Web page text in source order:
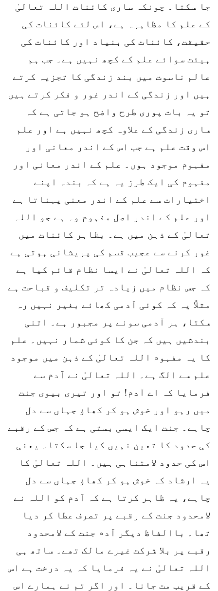
جا سکتا۔ چونکہ ساری کائنات اللہ تعالیٰ
کے علم کا مظاہرہ ہے، اس لئے کائنات کی
حقیقت، کائنات کی بنیاد اور کائنات کی
ہیئت سوائے علم کے کچھ نہیں ہے۔ جب ہم
عالم ناسوت میں بند زندگی کا تجزیہ کرتے
ہیں اور زندگی کے اندر غور و فکر کرتے ہیں
تو یہ بات پوری طرح واضح ہو جاتی ہے کہ
ساری زندگی کے علاوہ کچھ نہیں ہے اور علم
اس وقت علم ہے جب اس کے اندر معانی اور
مفہوم موجود ہوں۔ علم کے اندر معانی اور
مفہوم کی ایک طرز یہ ہے کہ بندہ اپنے
اختیارات سے علم کے اندر معنی پہناتا ہے
اور علم کے اندر اصل مفہوم وہ ہے جو اللہ
تعالیٰ کے ذہن میں ہے۔ بظاہر کائنات میں
غور کرنے سے عجیب قسم کی پریشانی ہوتی ہے
کہ اللہ تعالیٰ نے ایسا نظام قائم کیا ہے
کہ جس نظام میں زیادہ تر تکلیف و قباحت ہے
مثلاً یہ کہ کوئی آدمی کھائے بغیر نہیں رہ
سکتا، ہر آدمی سونے پر مجبور ہے۔ اتنی
بندشیں ہیں کہ جن کا کوئی شمار نہیں۔ علم
کا یہ مفہوم اللہ تعالیٰ کے ذہن میں موجود
علم سے الگ ہے۔ اللہ تعالیٰ نے آدم سے
فرمایا کہ اے آدم! تو اور تیری بیوی جنت
میں رہو اور خوش ہو کر کھاؤ جہاں سے دل
چاہے۔ جنت ایک ایسی بستی ہے کہ جس کے رقبے
کی حدود کا تعین نہیں کیا جا سکتا۔ یعنی
اس کی حدود لامتناہی ہیں۔ اللہ تعالیٰ کا
یہ ارشاد کہ خوش ہو کر کھاؤ جہاں سے دل
چاہے، یہ ظاہر کرتا ہے کہ آدم کو اللہ نے
لامحدود جنت کے رقبے پر تصرف عطا کر دیا
تھا۔ باالفاظ دیگر آدم جنت کے لامحدود
رقبے پر بلا شرکت غیرے مالک تھے۔ ساتھ ہی
اللہ تعالیٰ نے یہ فرمایا کہ یہ درخت ہے اس
کے قریب مت جانا۔ اور اگر تم نے ہمارے اس